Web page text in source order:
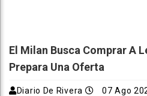
El Milan Busca Comprar A
Prepara Una Oferta
Diario De Rivera 07 Ago